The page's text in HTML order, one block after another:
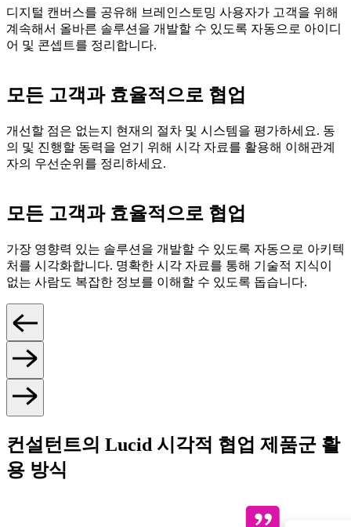
디지털 캔버스를 공유해 브레인스토밍 사용자가 고객을 위해
계속해서 올바른 솔루션을 개발할 수 있도록 자동으로 아이디
어 및 콘셉트를 정리합니다.
모든 고객과 효율적으로 협업
개선할 점은 없는지 현재의 절차 및 시스템을 평가하세요. 동
의 및 진행할 동력을 얻기 위해 시각 자료를 활용해 이해관계
자의 우선순위를 정리하세요.
모든 고객과 효율적으로 협업
가장 영향력 있는 솔루션을 개발할 수 있도록 자동으로 아키텍
처를 시각화합니다. 명확한 시각 자료를 통해 기술적 지식이
없는 사람도 복잡한 정보를 이해할 수 있도록 돕습니다.
컨설턴트의 Lucid 시각적 협업 제품군 활
용 방식